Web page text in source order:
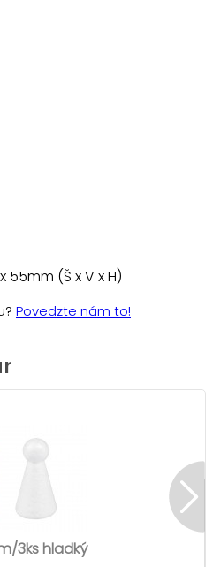
55mm (Š x V x H)
Povedzte nám to!
3ks hladký